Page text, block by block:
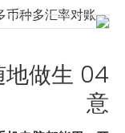
地做生
意